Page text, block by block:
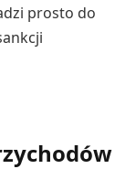
prosto do